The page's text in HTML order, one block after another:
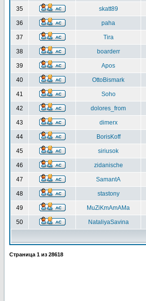
35 skatt89
36 paha
37 Tira
38 boarderr
39 Apos
40 OttoBismark
41 Soho
42 dolores_from
43 dimerx
44 BorisKoff
45 siriusok
46 zidanische
47 SamantA
48 stastony
49 MuZiKmAmAMa
50 NataliyaSavina
Страница 1 из 28618